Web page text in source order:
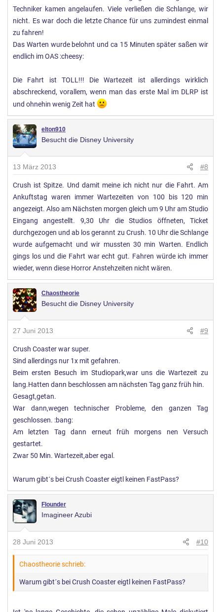
Techniker kamen angelaufen. Viele verließen die Schlange, wir
nicht. Es war doch die letzte Chance für uns zumindest einmal
zu fahren!
Das Warten wurde belohnt und ca 15 Minuten später saßen wir
endlich im OAS :cheesy:
Die Fahrt ist TOLL!!! Die Wartezeit ist allerdings wirklich
abschreckend, vorallem, wenn man das erste Mal im DLRP ist
und ohnehin wenig Zeit hat
elton910
Besucht die Disney University
13 März 2013 #8
Crush ist Spitze. Und damit meine ich nicht nur die Fahrt. Am
Ankuftstag waren immer Wartezeiten von 100 bis 120 min
angezeigt. Also am Nächsten morgen gleich um 9 Uhr am Studio
Eingang angestellt. 9,30 Uhr die Studios öffneten, Ticket
durchgezogen und ab los gerannt zu Crush. 10 Uhr die Schlange
wurde aufgemacht und wir mussten 30 min Warten. Endlich
gings los und die Fahrt war echt gut. Fahren würde ich immer
wieder, wenn diese Horror Anstehzeiten nicht wären.
Chaostheorie
Besucht die Disney University
27 Juni 2013 #9
Crush Coaster war super.
Sind allerdings nur 1x mit gefahren.
Beim ersten Besuch im Studiopark,war uns die Wartezeit zu
lang.Hatten dann beschlossen am nächsten Tag ganz früh hin.
Gesagt,getan.
War dann,wegen technischer Probleme, den ganzen Tag
geschlossen. :bang:
Am letzten Tag dann erneut früh morgens nen Versuch
gestartet.
Zwar 50 Min. Wartezeit,aber egal.
Warum gibt´s bei Crush Coaster eigtl keinen FastPass?
Flounder
Imagineer Azubi
28 Juni 2013 #10
Chaostheorie schrieb:
Warum gibt´s bei Crush Coaster eigtl keinen FastPass?